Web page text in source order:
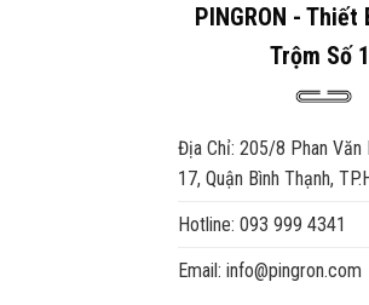
PINGRON - Thiết
Trộm Số 1
Địa Chỉ: 205/8 Phan Văn
17, Quận Bình Thạnh,
Hotline: 093 999 4341
Email: info@pingron.com